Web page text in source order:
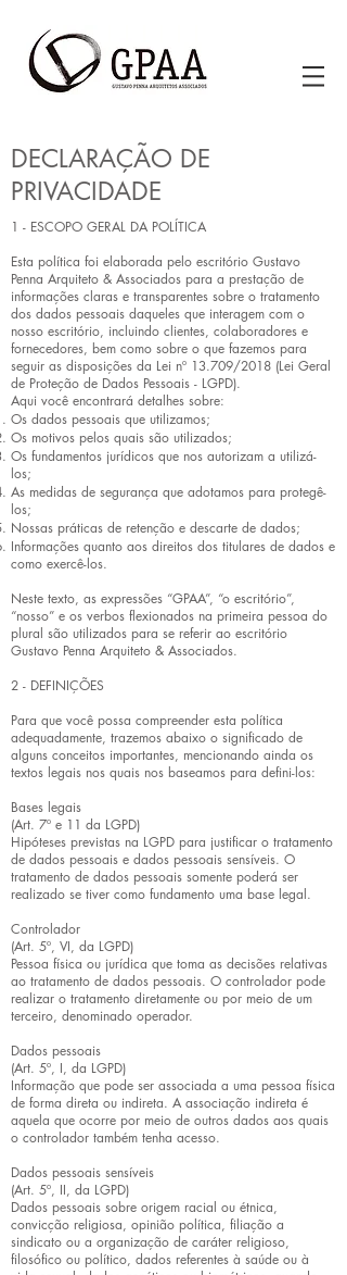
DECLARAÇÃO DE
PRIVACIDADE
1 - ESCOPO GERAL DA POLÍTICA
Esta política foi elaborada pelo escritório Gustavo
Penna Arquiteto & Associados para a prestação de
informações claras e transparentes sobre o tratamento
dos dados pessoais daqueles que interagem com o
nosso escritório, incluindo clientes, colaboradores e
fornecedores, bem como sobre o que fazemos para
seguir as disposições da Lei nº 13.709/2018 (Lei Geral
de Proteção de Dados Pessoais - LGPD).
Aqui você encontrará detalhes sobre:
Os dados pessoais que utilizamos;
Os motivos pelos quais são utilizados;
Os fundamentos jurídicos que nos autorizam a utilizá-
los;
As medidas de segurança que adotamos para protegê-
los;
Nossas práticas de retenção e descarte de dados;
Informações quanto aos direitos dos titulares de dados e
como exercê-los.
Neste texto, as expressões “GPAA”, “o escritório”,
“nosso” e os verbos flexionados na primeira pessoa do
plural são utilizados para se referir ao escritório
Gustavo Penna Arquiteto & Associados.
2 - DEFINIÇÕES
Para que você possa compreender esta política
adequadamente, trazemos abaixo o significado de
alguns conceitos importantes, mencionando ainda os
textos legais nos quais nos baseamos para defini-los:
Bases legais
(Art. 7º e 11 da LGPD)
Hipóteses previstas na LGPD para justificar o tratamento
de dados pessoais e dados pessoais sensíveis. O
tratamento de dados pessoais somente poderá ser
realizado se tiver como fundamento uma base legal.
Controlador
(Art. 5º, VI, da LGPD)
Pessoa física ou jurídica que toma as decisões relativas
ao tratamento de dados pessoais. O controlador pode
realizar o tratamento diretamente ou por meio de um
terceiro, denominado operador.
Dados pessoais
(Art. 5º, I, da LGPD)
Informação que pode ser associada a uma pessoa física
de forma direta ou indireta. A associação indireta é
aquela que ocorre por meio de outros dados aos quais
o controlador também tenha acesso.
Dados pessoais sensíveis
(Art. 5º, II, da LGPD)
Dados pessoais sobre origem racial ou étnica,
convicção religiosa, opinião política, filiação a
sindicato ou a organização de caráter religioso,
filosófico ou político, dados referentes à saúde ou à